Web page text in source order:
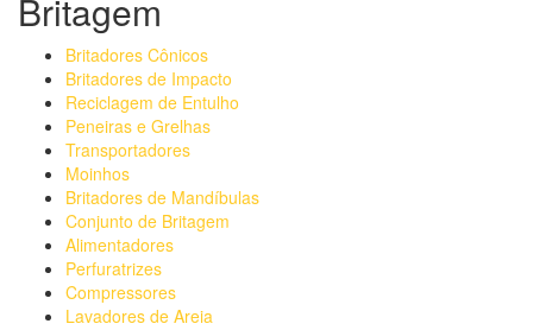
Britagem
Britadores Cônicos
Britadores de Impacto
Reciclagem de Entulho
Peneiras e Grelhas
Transportadores
Moinhos
Britadores de Mandíbulas
Conjunto de Britagem
Alimentadores
Perfuratrizes
Compressores
Lavadores de Areia